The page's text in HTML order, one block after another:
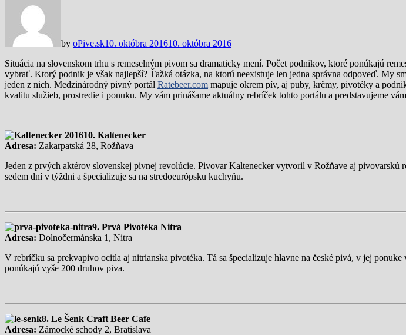
by oPive.sk10. októbra 201610. októbra 2016
Situácia na slovenskom trhu s remeselným pivom sa dramaticky mení. Počet podnikov, ktoré ponúkajú
vybrať. Ktorý podnik je však najlepší? Ťažká otázka, na ktorú neexistuje len jedna správna odpoveď. My
jeden z nich. Medzinárodný pivný portál Ratebeer.com mapuje okrem pív, aj puby, krčmy, pivotéky a
kvalitu služieb, prostredie i ponuku. My vám prinášame aktuálny rebríček tohto portálu a predstavujeme
10. Kaltenecker
Adresa: Zakarpatská 28, Rožňava
Jeden z prvých aktérov slovenskej pivnej revolúcie. Pivovar Kaltenecker vytvoril v Rožňave aj pivovarskú
sedem dní v týždni a špecializuje sa na stredoeurópsku kuchyňu.
9. Prvá Pivotéka Nitra
Adresa: Dolnočermánska 1, Nitra
V rebríčku sa prekvapivo ocitla aj nitrianska pivotéka. Tá sa špecializuje hlavne na české pivá, v jej
ponúkajú vyše 200 druhov piva.
8. Le Šenk Craft Beer Cafe
Adresa: Zámocké schody 2, Bratislava